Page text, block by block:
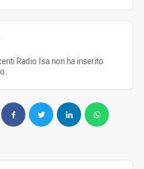
Radio Isa non ha inserito